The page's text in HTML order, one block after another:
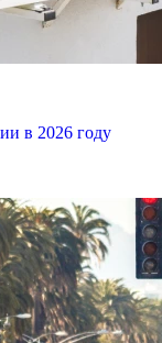
в 2026 году